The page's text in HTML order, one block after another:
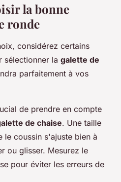
la bonne
ronde
considérez certains
sélectionner la galette de
parfaitement à vos
de prendre en compte
de chaise. Une taille
le coussin s'ajuste bien à
ou glisser. Mesurez le
pour éviter les erreurs de